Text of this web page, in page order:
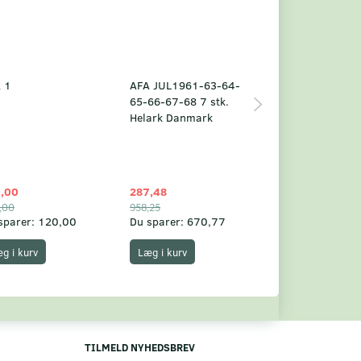
1
120,00
i kurv
AFA JUL1961-63-64-
65-66-67-68 7 stk.
Helark Danmark
287,48
958,25
Du sparer: 670,77
Læg i kurv
TILMELD NYHEDSBREV